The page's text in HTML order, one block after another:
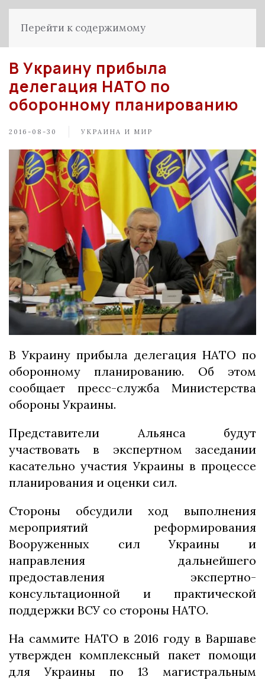
Перейти к содержимому
В Украину прибыла
делегация НАТО по
оборонному планированию
2016-08-30 УКРАИНА И МИР
В Украину прибыла делегация НАТО по
оборонному планированию. Об этом
сообщает пресс-служба Министерства
обороны Украины.
Представители Альянса будут
участвовать в экспертном заседании
касательно участия Украины в процессе
планирования и оценки сил.
Стороны обсудили ход выполнения
мероприятий реформирования
Вооруженных сил Украины и
направления дальнейшего
предоставления экспертно-
консультационной и практической
поддержки ВСУ со стороны НАТО.
На саммите НАТО в 2016 году в Варшаве
утвержден комплексный пакет помощи
для Украины по 13 магистральным